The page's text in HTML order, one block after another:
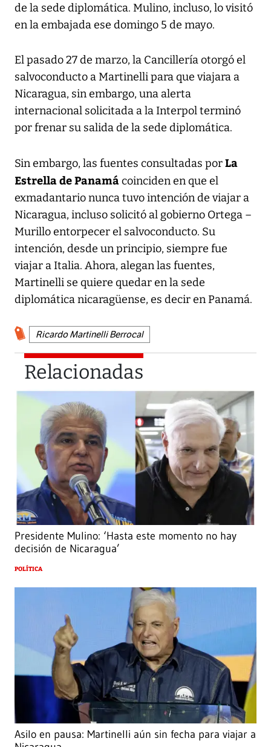
de la sede diplomática. Mulino, incluso, lo visitó
en la embajada ese domingo 5 de mayo.
El pasado 27 de marzo, la Cancillería otorgó el
salvoconducto a Martinelli para que viajara a
Nicaragua, sin embargo, una alerta
internacional solicitada a la Interpol terminó
por frenar su salida de la sede diplomática.
Sin embargo, las fuentes consultadas porLa
Estrella de Panamácoinciden en que el
exmadantario nunca tuvo intención de viajar a
Nicaragua, incluso solicitó al gobierno Ortega –
Murillo entorpecer el salvoconducto. Su
intención, desde un principio, siempre fue
viajar a Italia. Ahora, alegan las fuentes,
Martinelli se quiere quedar en la sede
diplomática nicaragüense, es decir en Panamá.
Ricardo Martinelli Berrocal
Relacionadas
Presidente Mulino: ‘Hasta este momento no hay
decisión de Nicaragua’
POLÍTICA
Asilo en pausa: Martinelli aún sin fecha para viajar a